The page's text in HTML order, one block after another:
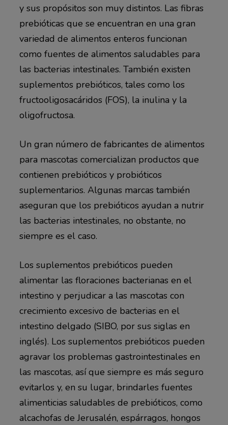
y sus propósitos son muy distintos. Las fibras
prebióticas que se encuentran en una gran
variedad de alimentos enteros funcionan
como fuentes de alimentos saludables para
las bacterias intestinales. También existen
suplementos prebióticos, tales como los
fructooligosacáridos (FOS), la inulina y la
oligofructosa.
Un gran número de fabricantes de alimentos
para mascotas comercializan productos que
contienen prebióticos y probióticos
suplementarios. Algunas marcas también
aseguran que los prebióticos ayudan a nutrir
las bacterias intestinales, no obstante, no
siempre es el caso.
Los suplementos prebióticos pueden
alimentar las floraciones bacterianas en el
intestino y perjudicar a las mascotas con
crecimiento excesivo de bacterias en el
intestino delgado (SIBO, por sus siglas en
inglés). Los suplementos prebióticos pueden
agravar los problemas gastrointestinales en
las mascotas, así que siempre es más seguro
evitarlos y, en su lugar, brindarles fuentes
alimenticias saludables de prebióticos, como
alcachofas de Jerusalén, espárragos, hongos